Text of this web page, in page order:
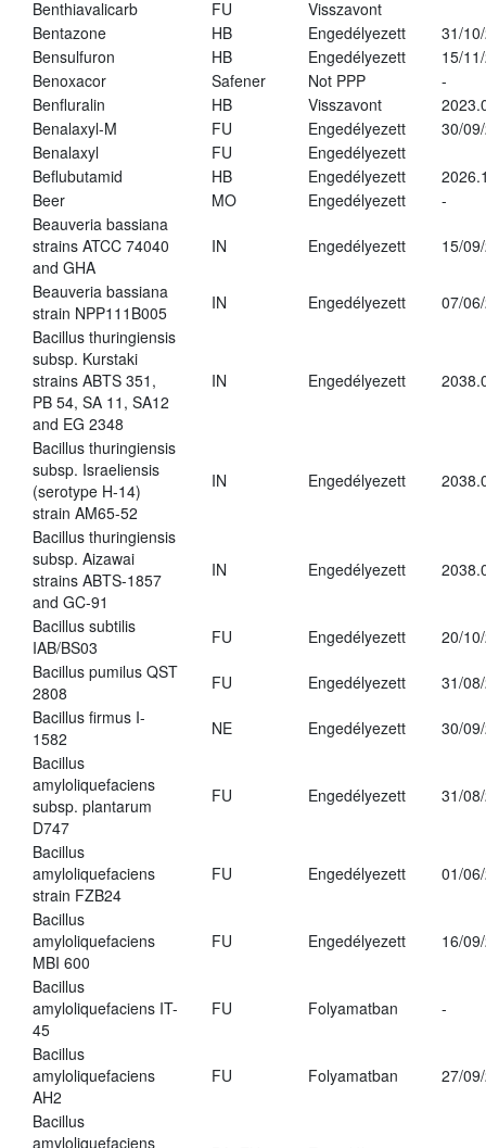
Benthiavalicarb
FU
Visszavont
Bentazone
HB Engedélyezett
31/
Bensulfuron
HB Engedélyezett
15/
Benoxacor
Safener Not PPP
-
Benfluralin
HB Visszavont
Benalaxyl-M
FU Engedélyezett
30/
Benalaxyl
FU
Engedélyezett
Beflubutamid
HB Engedélyezett
Beer
MO Engedélyezett
-
Beauveria bassiana
strains ATCC 74040
and GHA
IN Engedélyezett 15/
Beauveria bassiana
strain NPP111B005
IN Engedélyezett
07/
Bacillus thuringiensis
subsp. Kurstaki
strains ABTS 351,
PB 54, SA 11, SA12
and EG 2348
IN Engedélyezett
Bacillus thuringiensis
subsp. Israeliensis
(serotype H-14)
strain AM65-52
IN Engedélyezett
Bacillus thuringiensis
subsp. Aizawai
strains ABTS-1857
and GC-91
IN Engedélyezett
Bacillus subtilis
IAB/BS03
FU Engedélyezett
20/
Bacillus pumilus QST
2808
FU Engedélyezett
31/
Bacillus firmus I-
1582
NE Engedélyezett
30/
Bacillus
amyloliquefaciens
subsp. plantarum
D747
FU Engedélyezett 31/
Bacillus
amyloliquefaciens
strain FZB24
FU Engedélyezett 01/
Bacillus
amyloliquefaciens
MBI 600
FU Engedélyezett 16/
Bacillus
amyloliquefaciens IT-
45
FU Folyamatban -
Bacillus
amyloliquefaciens
AH2
FU Folyamatban 27/
Bacillus
amyloliquefaciens